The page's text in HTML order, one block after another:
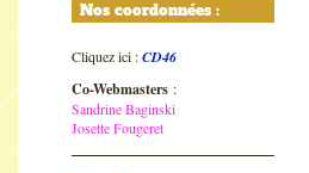
Nos coordonnées :
Cliquez ici :CD46
Co-Webmasters :
Sandrine Baginski
Josette Fougeret